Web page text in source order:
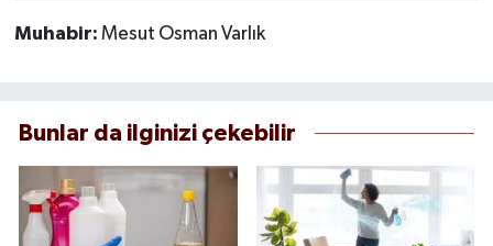
Muhabir: Mesut Osman Varlık
Bunlar da ilginizi çekebilir